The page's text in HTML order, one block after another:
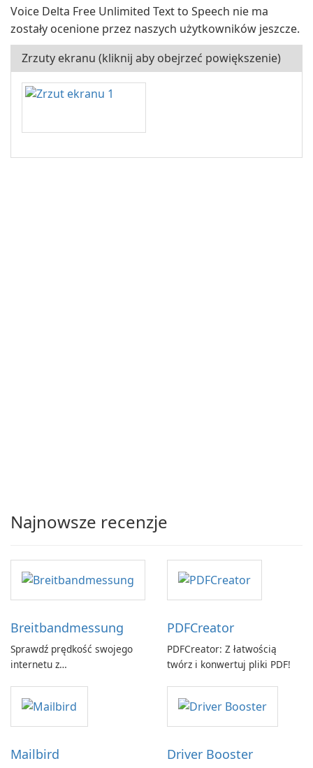
Voice Delta Free Unlimited Text to Speech nie ma
zostały ocenione przez naszych użytkowników jeszcze.
Zrzuty ekranu (kliknij aby obejrzeć powiększenie)
Najnowsze recenzje
Breitbandmessung
Sprawdź prędkość swojego
internetu z
GmbH!
PDFCreator
PDFCreator: Z łatwością
twórz i konwertuj pliki PDF!
Mailbird Driver Booster